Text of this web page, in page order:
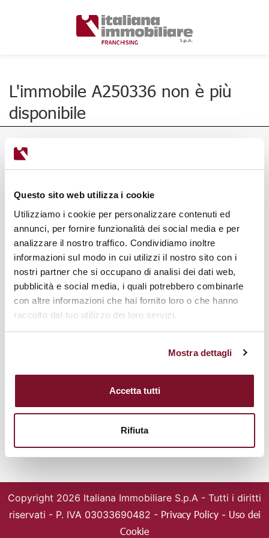
Questo sito web utilizza i cookie
Utilizziamo i cookie per personalizzare contenuti ed
annunci, per fornire funzionalità dei social media e per
analizzare il nostro traffico. Condividiamo inoltre
informazioni sul modo in cui utilizzi il nostro sito con i
nostri partner che si occupano di analisi dei dati web,
pubblicità e social media, i quali potrebbero combinarle
con altre informazioni che hai fornito loro o che hanno
raccolto dal tuo utilizzo dei loro servizi.
Mostra dettagli
Accetta tutti
Rifiuta
L'immobile A250336 non è più
disponibile
Via Ponte Alle Mosse, 136/138,
50144 Firenze
Tel. +39 055361146
Mail: italiana@italianaimmobiliare.it
IMMOBILI FRANCHISING
Entra nella squadra
SOCIAL
Copyright 2026 Italiana Immobiliare S.p.A - Tutti i diritti
riservati - P. IVA 03033690482 - Privacy Policy- Uso dei
Cookie